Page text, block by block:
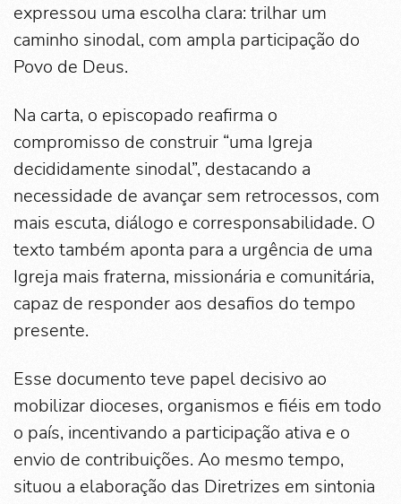
expressou uma escolha clara: trilhar um
caminho sinodal, com ampla participação do
Povo de Deus.
Na carta, o episcopado reafirma o
compromisso de construir “uma Igreja
decididamente sinodal”, destacando a
necessidade de avançar sem retrocessos, com
mais escuta, diálogo e corresponsabilidade. O
texto também aponta para a urgência de uma
Igreja mais fraterna, missionária e comunitária,
capaz de responder aos desafios do tempo
presente.
Esse documento teve papel decisivo ao
mobilizar dioceses, organismos e fiéis em todo
o país, incentivando a participação ativa e o
envio de contribuições. Ao mesmo tempo,
situou a elaboração das Diretrizes em sintonia